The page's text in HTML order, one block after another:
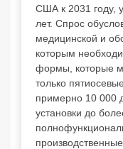
США к 2031 году,
лет. Спрос
медицинской и
которым
формы, которые
только
примерно 10 000
установки до